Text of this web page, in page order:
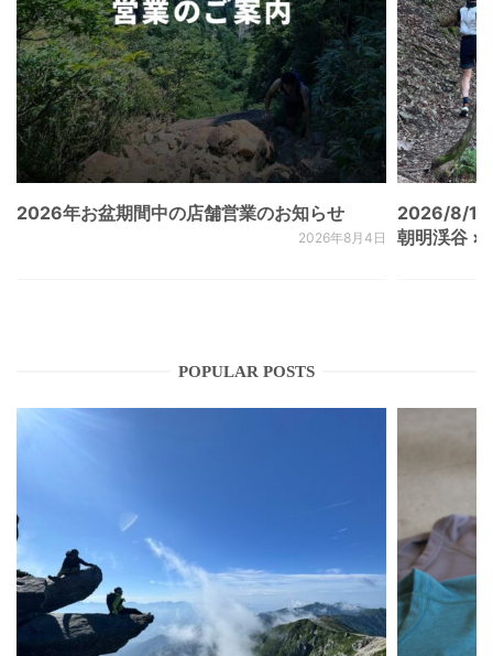
2026年お盆期間中の店舗営業のお知らせ
2026年8月4日
2026/8/
朝明渓谷 ×
POPULAR POSTS